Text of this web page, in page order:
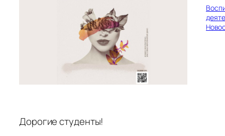
Дорогие студенты!